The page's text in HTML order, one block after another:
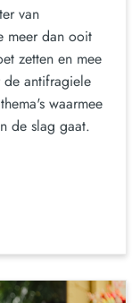
van
meer dan ooit
zetten en mee
antifragiele
waarmee
de slag gaat.